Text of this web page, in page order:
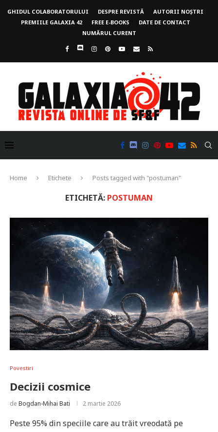
GHIDUL COLABORATORULUI DESPRE REVISTĂ
AUTORII NOȘTRI
PREMIILE GALAXIA 42
FREE E-BOOKS
DATE DE CONTACT
NUMĂRUL CURENT
Home Etichete Posts tagged with "postuman"
ETICHETĂ: POSTUMAN
Povestiri
Decizii cosmice
de Bogdan-Mihai Bati 2 martie 2026
Peste 95% din speciile care au trăit vreodată pe